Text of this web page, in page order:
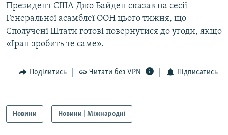
Президент США Джо Байден сказав на сесії
Генеральної асамблеї ООН цього тижня, що
Сполучені Штати готові повернутися до угоди, якщо
«Іран зробить те саме».
Поділитись Читати без VPN Підписатись
Новини Новини | Міжнародні